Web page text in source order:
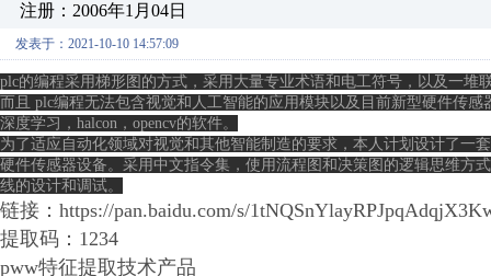
注册：2006年1月04日
发表于：2021-10-10 14:57:09
plc的编程采用梯形图的方式，采用大量专业术语和电工符号，以及一堆
而且 plc编程无法包含视觉和人工智能的应用模块以及目前新型硬件传
深度学习，halcon，opencv的软件。
为了适应自动化领域对视觉和其他智能制造的要求，本人计划设计了一
硬件传感器设备。采用中文指令集，使用流程图和决策图的逻辑思维方
线的设计和调试。
链接：https://pan.baidu.com/s/
提取码：1234
pww特征提取技术产品